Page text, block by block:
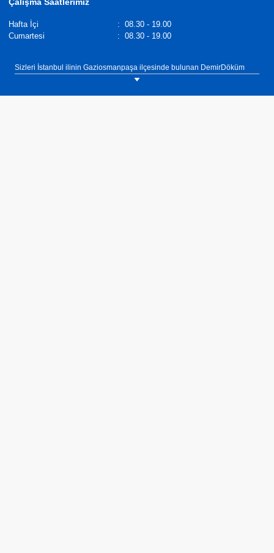
Hafta İçi : 08.30 - 19.00
Cumartesi
: 08.30 - 19.00
Sizleri İstanbul ilinin Gaziosmanpaşa ilçesinde bulunan DemirDöküm
Bayi Yankı Mühendislik showroomumuza bekliyoruz. Tel: 0(507) 227 02